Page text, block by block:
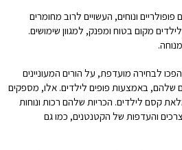
ונוחים, העשויים לרוב מחומרים
מקום בטוח ומפנק, למגוון שימושים.
לבחירה מועדפת, על הורים המעוניינים
שלהם, באמצעות פופים לילדים. אלו, מספקים
קסם לילדים. הכריות שלהם רכות ונוחות
והעדפות של הקטנטנים, כמו גם